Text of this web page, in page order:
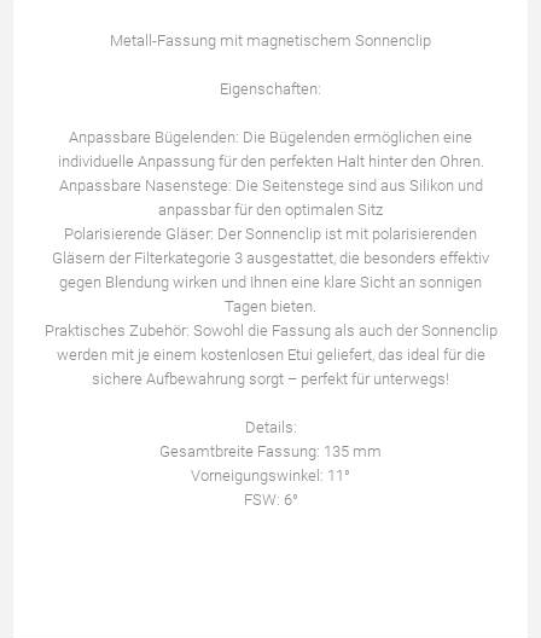
Metall-Fassung mit magnetischem Sonnenclip
Eigenschaften:
Anpassbare Bügelenden: Die Bügelenden ermöglichen eine
individuelle Anpassung für den perfekten Halt hinter den Ohren.
Anpassbare Nasenstege: Die Seitenstege sind aus Silikon und
anpassbar für den optimalen Sitz
Polarisierende Gläser: Der Sonnenclip ist mit polarisierenden
Gläsern der Filterkategorie 3 ausgestattet, die besonders effektiv
gegen Blendung wirken und Ihnen eine klare Sicht an sonnigen
Tagen bieten.
Praktisches Zubehör: Sowohl die Fassung als auch der Sonnenclip
werden mit je einem kostenlosen Etui geliefert, das ideal für die
sichere Aufbewahrung sorgt – perfekt für unterwegs!
Details:
Gesamtbreite Fassung: 135 mm
Vorneigungswinkel: 11°
FSW: 6°